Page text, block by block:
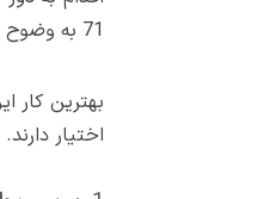
71 به وضوح نشان می‌دهد که آسانسور برای کارکرد ناامن است و نیاز به مداخله فوری متخصص دارد.
بهترین کار
اختیار دارند.